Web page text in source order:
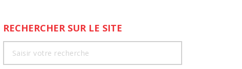
RECHERCHER SUR LE SITE